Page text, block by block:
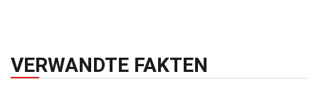
VERWANDTE FAKTEN